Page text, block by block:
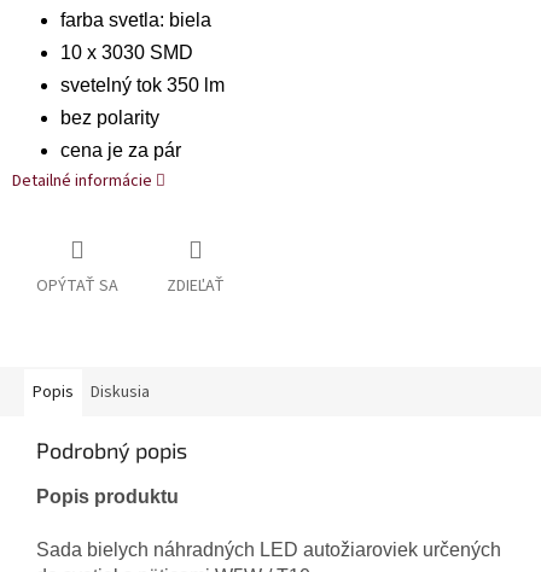
farba svetla: biela
10 x 3030 SMD
svetelný tok 350 lm
bez polarity
cena je za pár
Detailné informácie
OPÝTAŤ SA ZDIEĽAŤ
Popis Diskusia
Podrobný popis
Popis produktu
Sada bielych náhradných LED autožiaroviek určených